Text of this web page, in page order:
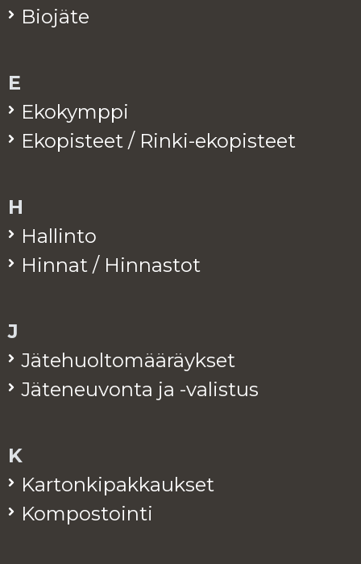
Bio­jä­te
E
Eko­kymp­pi
Eko­pis­teet / Rinki-eko­pis­teet
H
Hal­lin­to
Hin­nat / Hin­nas­tot
J
Jä­te­huol­to­mää­räyk­set
Jä­te­neu­von­ta ja -va­lis­tus
K
Kar­ton­ki­pak­kauk­set
Kom­pos­toin­ti